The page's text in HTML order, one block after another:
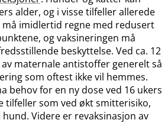
alder, og i visse tilfeller allerede
må imidlertid regne med redusert
og vaksineringen må
beskyttelse. Ved ca. 12
maternale antistoffer generelt så
som oftest ikke vil hemmes.
behov for en ny dose ved 16 ukers
tilfeller som ved økt smitterisiko,
Videre er revaksinasjon av